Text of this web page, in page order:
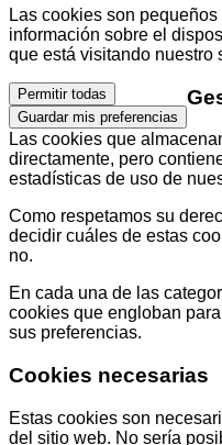
Las cookies son
información sobre el
que está visitando nuestro
Permitir todas
Guardar mis preferencias
Las cookies que
directamente, pero
estadísticas de uso de
Como respetamos su
decidir cuáles de estas
no.
En cada una de las
cookies que engloban
sus preferencias.
Cookies necesarias
Estas cookies son
del sitio web. No sería